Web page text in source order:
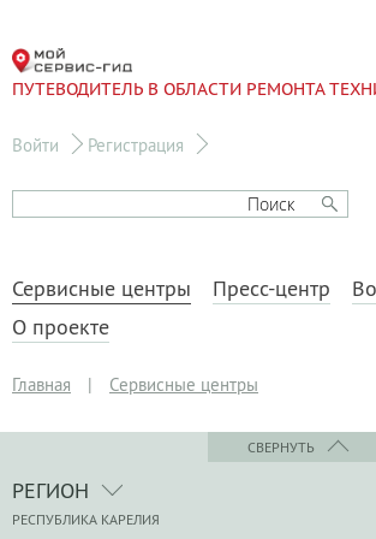
ПУТЕВОДИТЕЛЬ В ОБЛАСТИ РЕМОНТА
Войти Регистрация
Сервисные центры Пресс-центр
О проекте
Главная | Сервисные центры
СВЕРНУТЬ
РЕГИОН
РЕСПУБЛИКА КАРЕЛИЯ